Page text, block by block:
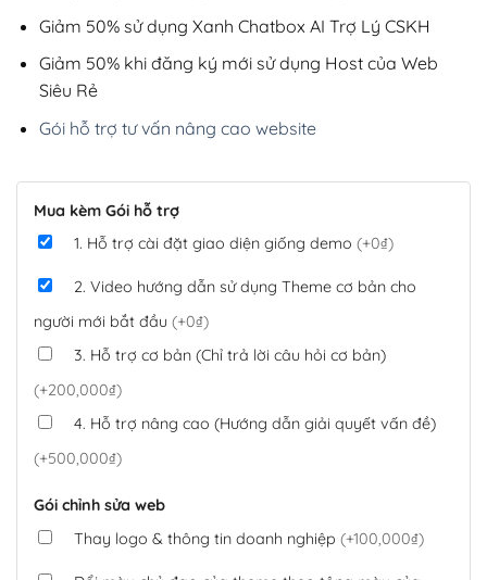
Giảm 50% sử dụng Xanh Chatbox AI Trợ Lý CSKH
Giảm 50% khi đăng ký mới sử dụng Host của Web
Siêu Rẻ
Gói hỗ trợ tư vấn nâng cao website
Mua kèm Gói hỗ trợ
1. Hỗ trợ cài đặt giao diện giống demo (+0₫)
2. Video hướng dẫn sử dụng Theme cơ bản cho
người mới bắt đầu (+0₫)
3. Hỗ trợ cơ bản (Chỉ trả lời câu hỏi cơ bản)
(+200,000₫)
4. Hỗ trợ nâng cao (Hướng dẫn giải quyết vấn đề)
(+500,000₫)
Gói chỉnh sửa web
Thay logo & thông tin doanh nghiệp (+100,000₫)